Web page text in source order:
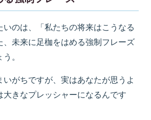
いのは、「私たちの将来はこうなる
、未来に足枷をはめる強制フレーズ
。
いがちですが、実はあなたが思うよ
大きなプレッシャーになるんです